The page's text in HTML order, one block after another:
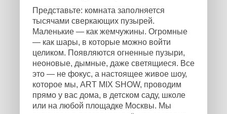
Представьте: комната заполняется
тысячами сверкающих пузырей.
Маленькие — как жемчужины. Огромные
— как шары, в которые можно войти
целиком. Появляются огненные пузыри,
неоновые, дымные, даже светящиеся. Все
это — не фокус, а настоящее живое шоу,
которое мы, ART MIX SHOW, проводим
прямо у вас дома, в детском саду, школе
или на любой площадке Москвы. Мы